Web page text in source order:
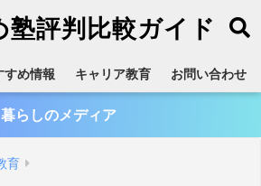
塾評判比較ガイド
すめ情報 キャリア教育 お問い合わせ
暮らしのメディア
育